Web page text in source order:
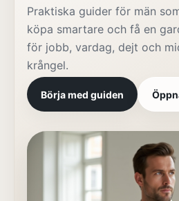
Praktiska guider för män
köpa smartare och få en
för jobb, vardag, dejt och
krångel.
Börja med guiden